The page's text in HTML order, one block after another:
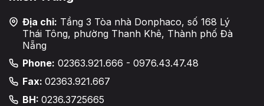
Địa chỉ: Tầng 3 Tòa nhà Donphaco, số 168 Lý
Thái Tông, phường Thanh Khê, Thành phố Đà
Nẵng
Phone: 02363.921.666 - 0976.43.47.48
Fax: 02363.921.667
BH: 0236.3725665